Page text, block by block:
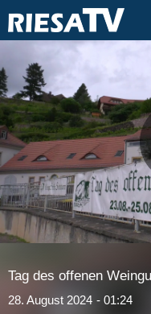
Tag des offenen
28. August 2024 - 01:24